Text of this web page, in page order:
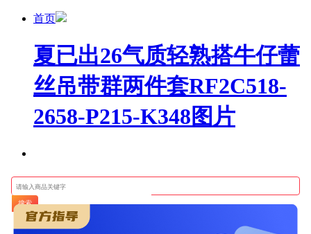
首页
夏已出26气质轻熟搭牛仔蕾
丝吊带群两件套RF2C518-
2658-P215-K348图片
搜索